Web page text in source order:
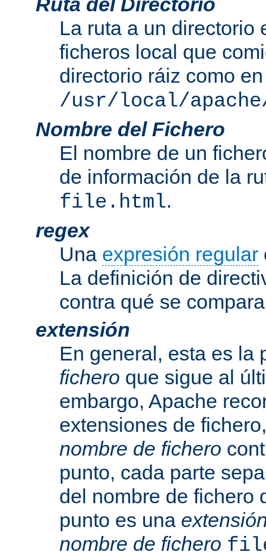
La ruta a un directorio
ficheros local que
directorio ráiz como en
/usr/local/
Nombre del Fichero
El nombre de un
de información de la
file.html.
regex
Una expresión regular
La definición de
contra qué se
extensión
En general, esta es la
fichero que sigue al
embargo, Apache
extensiones de
nombre de fichero
punto, cada parte
del nombre de fichero
punto es una
nombre de fichero